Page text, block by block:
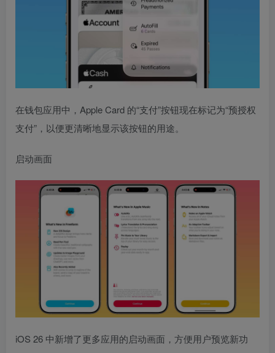
在钱包应用中，Apple Card 的“支付”按钮现在标记为“预授权
支付”，以便更清晰地显示该按钮的用途。
启动画面
iOS 26 中新增了更多应用的启动画面，方便用户预览新功